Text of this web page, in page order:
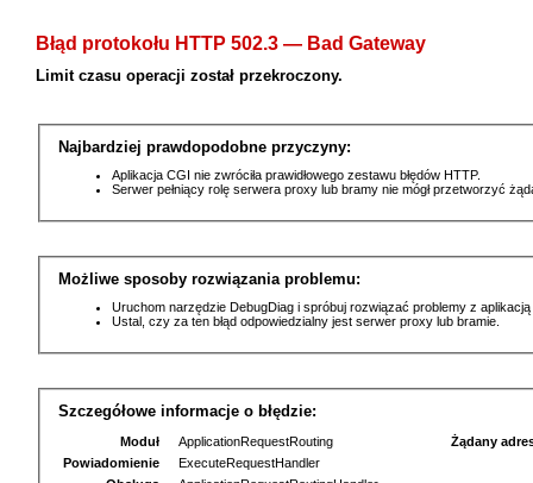
Błąd protokołu HTTP 502.3 — Bad Gateway
Limit czasu operacji został przekroczony.
Najbardziej prawdopodobne przyczyny:
Aplikacja CGI nie zwróciła prawidłowego zestawu błędów HTTP.
Serwer pełniący rolę serwera proxy lub bramy nie mógł przetworzyć
Możliwe sposoby rozwiązania problemu:
Uruchom narzędzie DebugDiag i spróbuj rozwiązać problemy z
Ustal, czy za ten błąd odpowiedzialny jest serwer proxy lub bramie.
Szczegółowe informacje o błędzie:
Moduł
ApplicationRequestRouting
Powiadomienie
ExecuteRequestHandler
Żądany